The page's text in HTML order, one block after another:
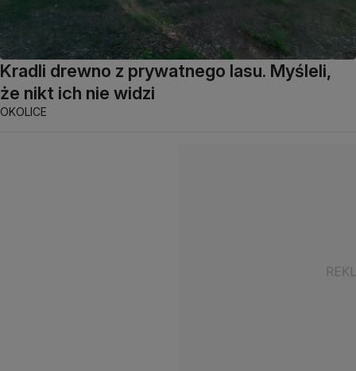
Kradli drewno z prywatnego lasu. Myśleli,
że nikt ich nie widzi
OKOLICE